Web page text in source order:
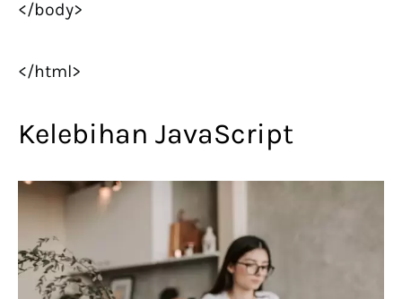
</body>
</html>
Kelebihan JavaScript